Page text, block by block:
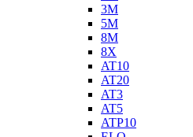
3M
5M
8M
8X
AT10
AT20
AT3
AT5
ATP10